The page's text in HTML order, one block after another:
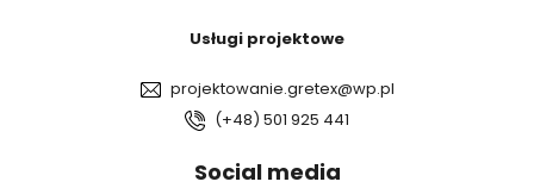
Usługi projektowe
projektowanie.gretex@wp.pl
(+48) 501 925 441
Social media